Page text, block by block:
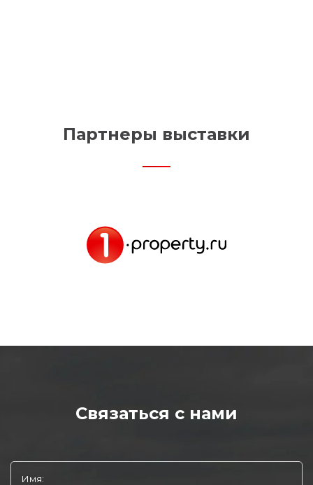
Партнеры выставки
Связаться с нами
Имя: